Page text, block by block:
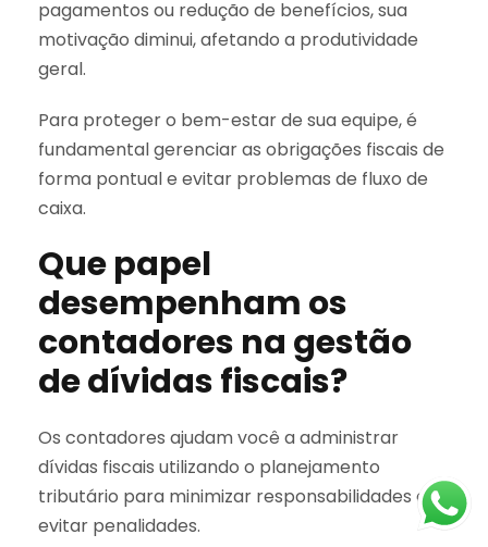
pagamentos ou redução de benefícios, sua
motivação diminui, afetando a produtividade
geral.
Para proteger o bem-estar de sua equipe, é
fundamental gerenciar as obrigações fiscais de
forma pontual e evitar problemas de fluxo de
caixa.
Que papel
desempenham os
contadores na gestão
de dívidas fiscais?
Os contadores ajudam você a administrar
dívidas fiscais utilizando o planejamento
tributário para minimizar responsabilidades e
evitar penalidades.